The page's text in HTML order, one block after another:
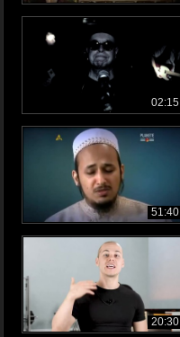
02:15
51:40
20:30